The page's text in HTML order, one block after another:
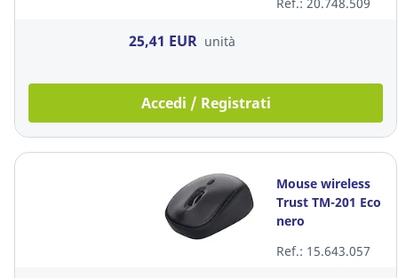
25,41 EUR unità
Accedi / Registrati
Mouse wireless
Trust TM-201 Eco
nero
Ref.: 15.643.057